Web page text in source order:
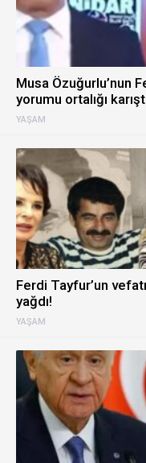
YAŞAM
Musa Özuğurlu’nun
yorumu ortalığı
YAŞAM
Ferdi Tayfur’un
yağdı!